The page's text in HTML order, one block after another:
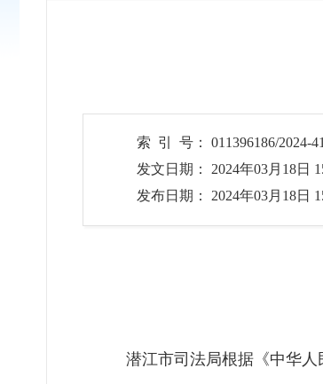
索 引 号： 011396186/2024-
发文日期： 2024年03月18日
发布日期： 2024年03月18日
潜江市司法局根据《中华